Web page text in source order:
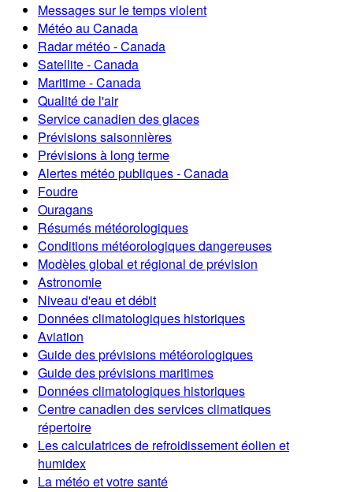
Messages sur le temps violent
Météo au Canada
Radar météo - Canada
Satellite - Canada
Maritime - Canada
Qualité de l'air
Service canadien des glaces
Prévisions saisonnières
Prévisions à long terme
Alertes météo publiques - Canada
Foudre
Ouragans
Résumés météorologiques
Conditions météorologiques dangereuses
Modèles global et régional de prévision
Astronomie
Niveau d'eau et débit
Données climatologiques historiques
Aviation
Guide des prévisions météorologiques
Guide des prévisions maritimes
Données climatologiques historiques
Centre canadien des services climatiques
répertoire
Les calculatrices de refroidissement éolien et
humidex
La météo et votre santé